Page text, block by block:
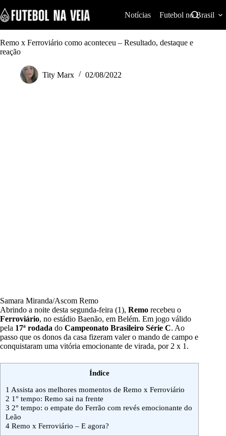
k
i
p
t
o
Notícias Futebol no Brasil
Remo x Ferroviário como aconteceu – Resultado, destaque e
reação
Tity Marx 02/08/2022
Samara Miranda/Ascom Remo
Abrindo a noite desta segunda-feira (1), Remo recebeu o
Ferroviário, no estádio Baenão, em Belém. Em jogo válido
pela 17ª rodada do Campeonato Brasileiro Série C. Ao
passo que os donos da casa fizeram valer o mando de campo e
conquistaram uma vitória emocionante de virada, por 2 x 1.
Índice
1 Assista aos melhores momentos de Remo x Ferroviário
2 1° tempo: Remo sai na frente
3 2° tempo: o empate do Ferrão com revés emocionante do
Leão
4 Remo x Ferroviário – E agora?